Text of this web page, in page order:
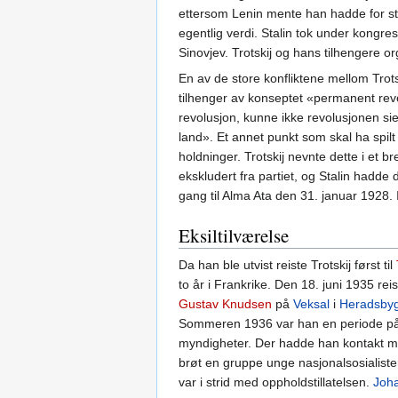
ettersom Lenin mente han hadde for
egentlig verdi. Stalin tok under
Sinovjev. Trotskij og hans tilhengere
En av de store konfliktene mellom
tilhenger av konseptet «permanent
revolusjon, kunne ikke revolusjonen
land». Et annet punkt som skal ha
holdninger. Trotskij nevnte dette i et
ekskludert fra partiet, og Stalin hadde
gang til Alma Ata den 31. januar
Eksiltilværelse
Da han ble utvist reiste Trotskij først til
to år i Frankrike. Den 18. juni 1935
Gustav Knudsen på Veksal i
Sommeren 1936 var han en periode
myndigheter. Der hadde han kontakt
brøt en gruppe unge
var i strid med oppholdstillatelsen.